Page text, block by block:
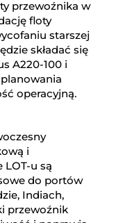
przewoźnika w
floty
starszej
składać się
A220-100 i
operacyjną.
i
u są
do portów
Indiach,
przewoźnik